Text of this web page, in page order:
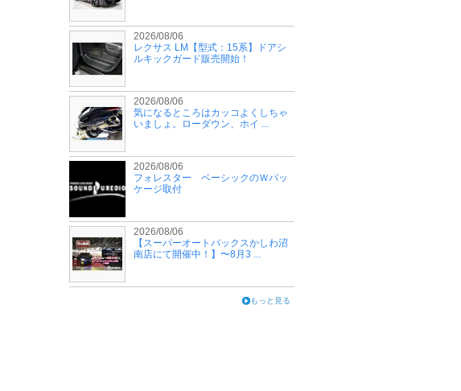
2026/08/06
レクサス LM【型式：15系】ドアシ
ルキックガード販売開始！
2026/08/06
気になるところはカッコよくしちゃ
いましょ。ローダウン、ホイ ...
2026/08/06
フォレスター ベーシックのＷパッ
ケージ取付
2026/08/06
【スーパーオートバックスかしわ沼
南店にて開催中！】〜8月3 ...
もっと見る